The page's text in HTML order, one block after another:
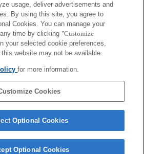
o dell'area geografica, alcuni
potrebbero non essere
Cookie Policy
usage, deliver advertisements and
By using this site, you agree to
Cookies. You can manage your
time by clicking "Customize
your selected cookie preferences,
website may not be available.
for more information.
Cookies
Optional Cookies
Optional Cookies